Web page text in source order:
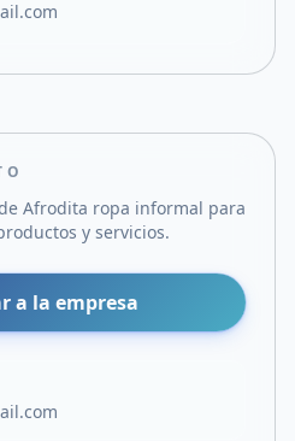
Afrodita ropa informal para
y servicios.
a la empresa